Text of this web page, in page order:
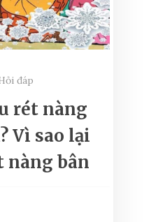
đáp
rét nàng
Vì sao lại
nàng bân